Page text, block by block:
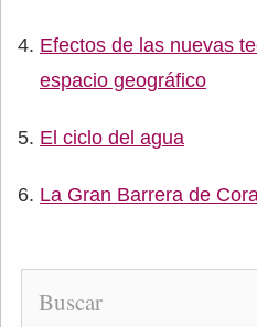
Efectos de las nuevas
espacio geográfico
El ciclo del agua
La Gran Barrera de
Buscar